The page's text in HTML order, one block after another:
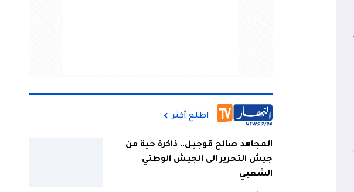
اطلع أكثر
المجاهد صالح قوجيل.. ذاكرة حية من
جيش التحرير إلى الجيش الوطني
الشعبي